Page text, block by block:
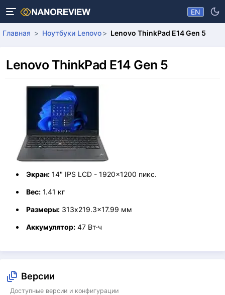
EN
Главная Ноутбуки Lenovo Lenovo ThinkPad E14 Gen 5
Lenovo ThinkPad E14 Gen 5
Экран: 14" IPS LCD - 1920x1200 пикс.
Вес: 1.41 кг
Размеры: 313x219.3x17.99 мм
Аккумулятор: 47 Вт·ч
Версии
Доступные версии и конфигурации